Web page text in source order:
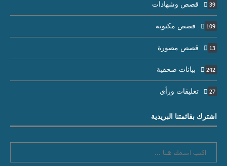
قصص وشهادات 39
قصص مكتوبة 109
قصص مصورة 13
بيانات صحفية 242
تعليقات ورأي 27
اشترك بقائمتنا البريدية